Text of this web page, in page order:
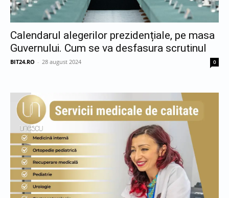
Calendarul alegerilor prezidențiale, pe masa
Guvernului. Cum se va desfasura scrutinul
BIT24.RO - 28 august 2024 0